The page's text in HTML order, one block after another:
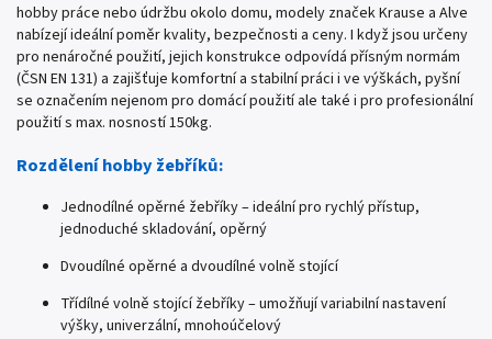
hobby práce nebo údržbu okolo domu, modely značek Krause a Alve
nabízejí ideální poměr kvality, bezpečnosti a ceny. I když jsou určeny
pro nenáročné použití, jejich konstrukce odpovídá přísným normám
(ČSN EN 131) a zajišťuje komfortní a stabilní práci i ve výškách, pyšní
se označením nejenom pro domácí použití ale také i pro profesionální
použití s max. nosností 150kg.
Rozdělení hobby žebříků:
Jednodílné opěrné žebříky – ideální pro rychlý přístup,
jednoduché skladování, opěrný
Dvoudílné opěrné a dvoudílné volně stojící
Třídílné volně stojící žebříky – umožňují variabilní nastavení
výšky, univerzální, mnohoúčelový